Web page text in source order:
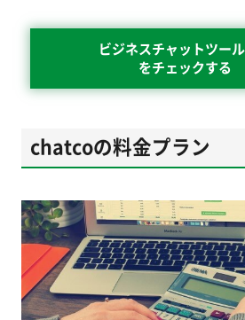
ビジネスチャットツー
をチェックする
chatcoの料金プラン